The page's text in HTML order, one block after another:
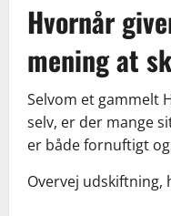
Hvornår
mening at
Selvom et gammelt
selv, er der mange
er både fornuftigt
Overvej udskiftning,